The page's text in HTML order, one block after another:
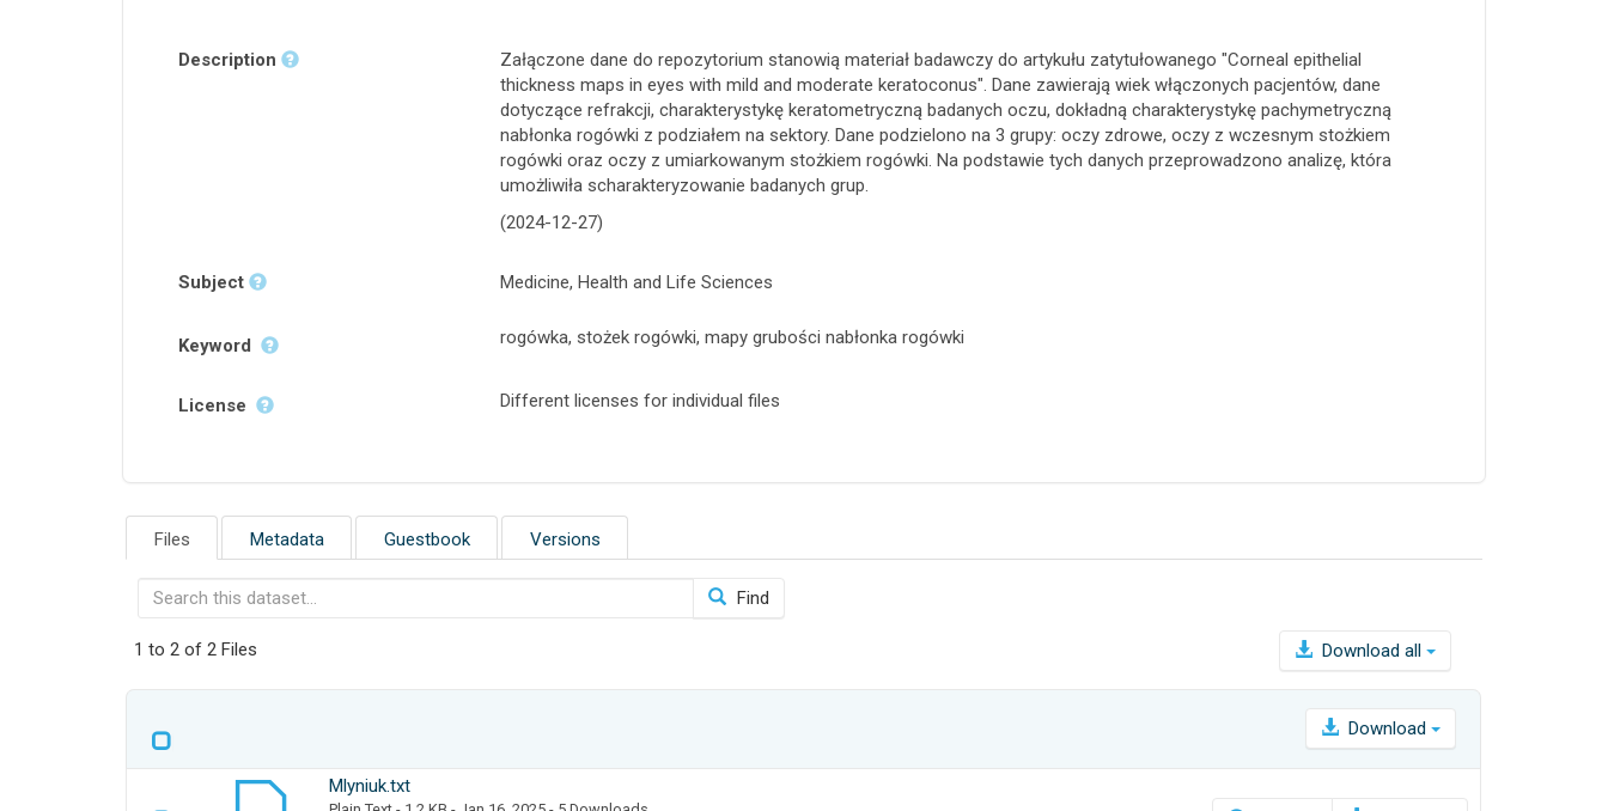
Description
Załączone dane do repozytorium stanowią materiał badawczy do artykułu zatytułowanego "Corneal epithelial
thickness maps in eyes with mild and moderate keratoconus". Dane zawierają wiek włączonych pacjentów, dane
dotyczące refrakcji, charakterystykę keratometryczną badanych oczu, dokładną charakterystykę pachymetryczną
nabłonka rogówki z podziałem na sektory. Dane podzielono na 3 grupy: oczy zdrowe, oczy z wczesnym stożkiem
rogówki oraz oczy z umiarkowanym stożkiem rogówki. Na podstawie tych danych przeprowadzono analizę, która
umożliwiła scharakteryzowanie badanych grup.
(2024-12-27)
Subject Medicine, Health and Life Sciences
Keyword rogówka, stożek rogówki, mapy grubości nabłonka rogówki
License Different licenses for individual files
Files Metadata Guestbook Versions
Find
1 to 2 of 2 Files Download all
Download
Mlyniuk.txt